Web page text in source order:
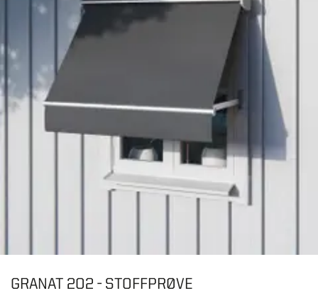
GRANAT 202 - STOFFPRØVE